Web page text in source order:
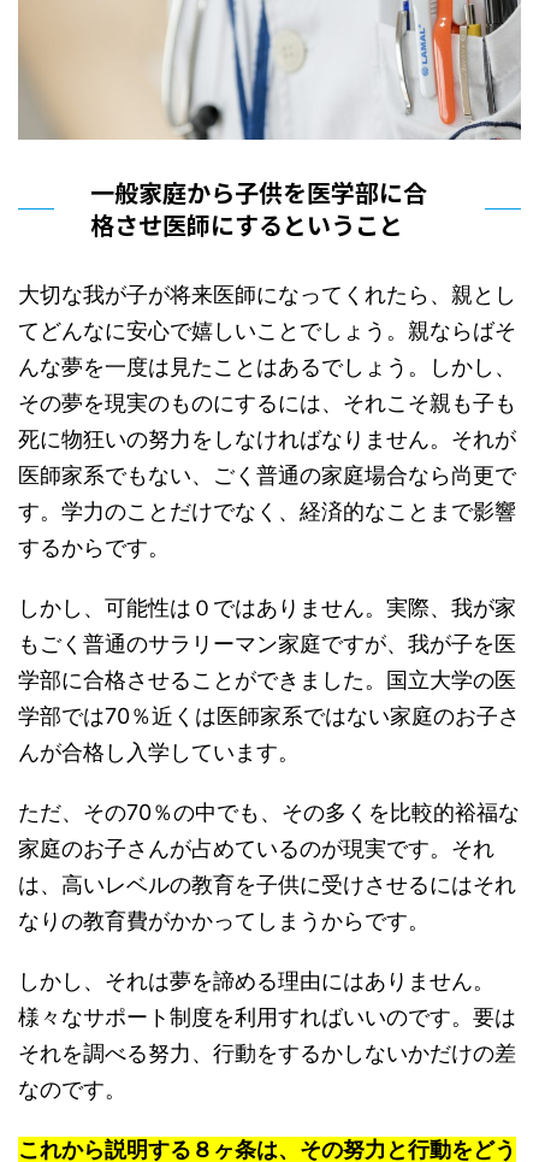
一般家庭から子供を医学部に合
格させ医師にするということ
大切な我が子が将来医師になってくれたら、親とし
てどんなに安心で嬉しいことでしょう。親ならばそ
んな夢を一度は見たことはあるでしょう。しかし、
その夢を現実のものにするには、それこそ親も子も
死に物狂いの努力をしなければなりません。それが
医師家系でもない、ごく普通の家庭場合なら尚更で
す。学力のことだけでなく、経済的なことまで影響
するからです。
しかし、可能性は０ではありません。実際、我が家
もごく普通のサラリーマン家庭ですが、我が子を医
学部に合格させることができました。国立大学の医
学部では70％近くは医師家系ではない家庭のお子さ
んが合格し入学しています。
ただ、その70％の中でも、その多くを比較的裕福な
家庭のお子さんが占めているのが現実です。それ
は、高いレベルの教育を子供に受けさせるにはそれ
なりの教育費がかかってしまうからです。
しかし、それは夢を諦める理由にはありません。
様々なサポート制度を利用すればいいのです。要は
それを調べる努力、行動をするかしないかだけの差
なのです。
これから説明する８ヶ条は、その努力と行動をどう